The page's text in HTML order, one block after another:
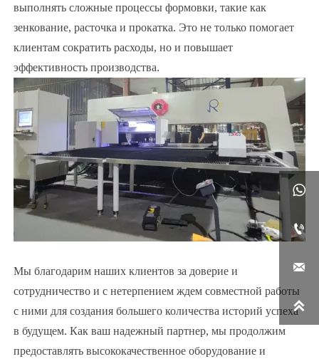
выполнять сложные процессы формовки, такие как
зенкование, расточка и прокатка. Это не только помогает
клиентам сократить расходы, но и повышает
эффективность производства.
Мы благодарим наших клиентов за доверие и
сотрудничество и с нетерпением ждем совместной работы
с ними для создания большего количества историй успеха
в будущем. Как ваш надежный партнер, мы продолжим
предоставлять высококачественное оборудование и



